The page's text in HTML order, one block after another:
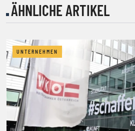
ÄHNLICHE ARTIKEL
UNTERNEHMEN